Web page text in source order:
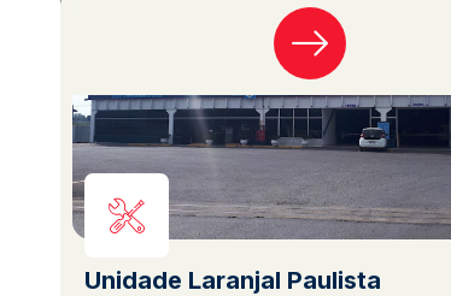
Unidade Laranjal Paulista